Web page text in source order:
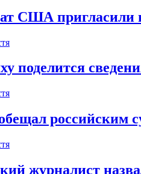
США пригласили
поделится
российским
журналист